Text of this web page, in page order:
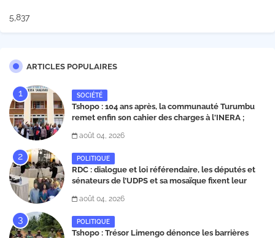
5,837
ARTICLES POPULAIRES
SOCIÉTÉ
Tshopo : 104 ans après, la communauté Turumbu
remet enfin son cahier des charges à l'INERA ;
août 04, 2026
POLITIQUE
RDC : dialogue et loi référendaire, les députés et
sénateurs de l’UDPS et sa mosaïque fixent leur
Matata
août 04, 2026
POLITIQUE
Tshopo : Trésor Limengo dénonce les barrières